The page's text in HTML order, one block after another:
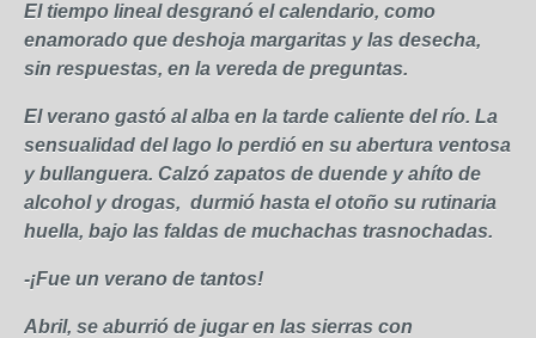
El tiempo lineal desgranó el calendario, como
enamorado que deshoja margaritas y las desecha,
sin respuestas, en la vereda de preguntas.
El verano gastó al alba en la tarde caliente del río. La
sensualidad del lago lo perdió en su abertura ventosa
y bullanguera. Calzó zapatos de duende y ahíto de
alcohol y drogas, durmió hasta el otoño su rutinaria
huella, bajo las faldas de muchachas trasnochadas.
-¡Fue un verano de tantos!
Abril, se aburrió de jugar en las sierras con